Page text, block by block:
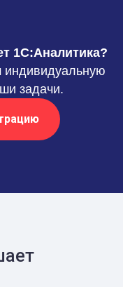
1С:Аналитика?
задачи.